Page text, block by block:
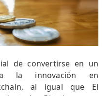
de convertirse en un
la innovación en
al igual que El